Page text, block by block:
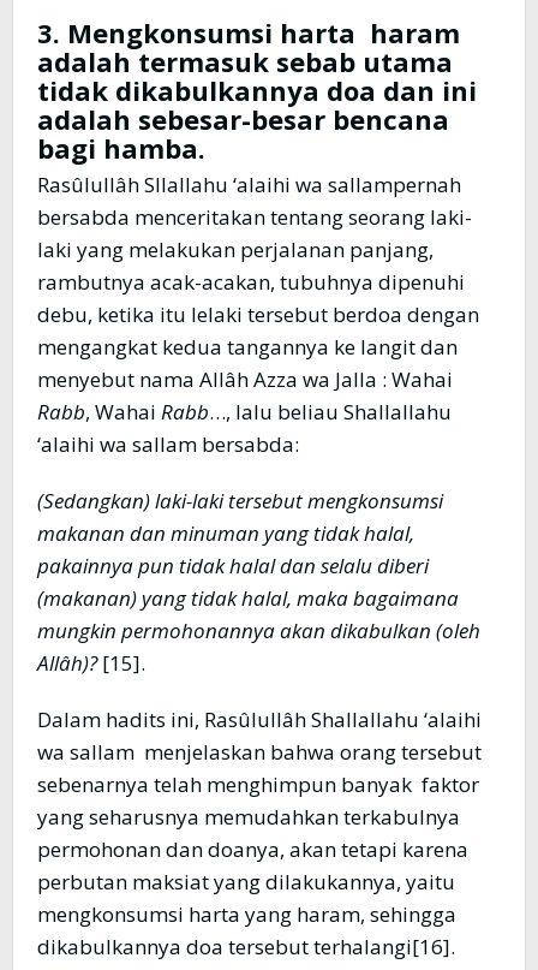
3. Mengkonsumsi harta haram
adalah termasuk sebab utama
tidak dikabulkannya doa dan ini
adalah sebesar-besar bencana
bagi hamba.
Rasûlullâh Sllallahu ‘alaihi wa sallampernah
bersabda menceritakan tentang seorang laki-
laki yang melakukan perjalanan panjang,
rambutnya acak-acakan, tubuhnya dipenuhi
debu, ketika itu lelaki tersebut berdoa dengan
mengangkat kedua tangannya ke langit dan
menyebut nama Allâh Azza wa Jalla : Wahai
Rabb, Wahai Rabb…, lalu beliau Shallallahu
‘alaihi wa sallam bersabda:
(Sedangkan) laki-laki tersebut mengkonsumsi
makanan dan minuman yang tidak halal,
pakainnya pun tidak halal dan selalu diberi
(makanan) yang tidak halal, maka bagaimana
mungkin permohonannya akan dikabulkan (oleh
Allâh)?[15].
Dalam hadits ini, Rasûlullâh Shallallahu ‘alaihi
wa sallam menjelaskan bahwa orang tersebut
sebenarnya telah menghimpun banyak faktor
yang seharusnya memudahkan terkabulnya
permohonan dan doanya, akan tetapi karena
perbutan maksiat yang dilakukannya, yaitu
mengkonsumsi harta yang haram, sehingga
dikabulkannya doa tersebut terhalangi[16].